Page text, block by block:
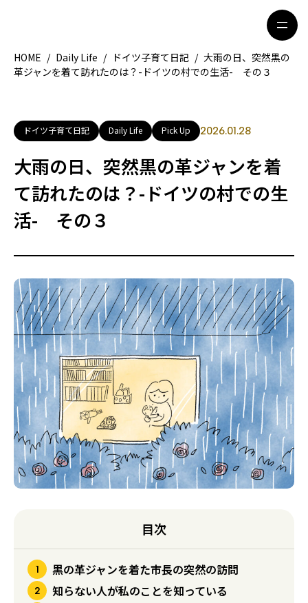
地域別ガイド
グルメ
観光ガイド
留学＆キャリア
ライフスタイル
ライター募集
HOME / Daily Life / ドイツ子育て日記 / 大雨の日、突然黒の
革ジャンを着て訪れたのは？-ドイツの村での生活- その３
ドイツ子育て日記 Daily Life Pick Up 2026.01.28
大雨の日、突然黒の革ジャンを着
て訪れたのは？-ドイツの村での生
活- その３
目次
黒の革ジャンを着た市長の突然の訪問
知らない人が私のことを知っている